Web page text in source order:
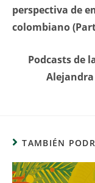
perspectiva de
colombiano
Podcasts de
TAMBIÉN